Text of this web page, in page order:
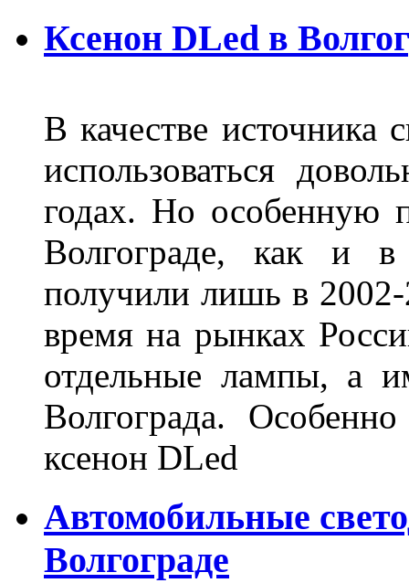
Ксенон DLed в
В качестве источника
использоваться
годах. Но особенную
Волгограде, как и
получили лишь в
время на рынках
отдельные лампы, а
Волгограда.
ксенон DLed
Автомобильные
Волгограде